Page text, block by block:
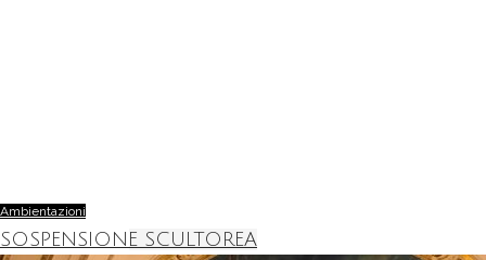
Ambientazioni
SOSPENSIONE SCULTOREA